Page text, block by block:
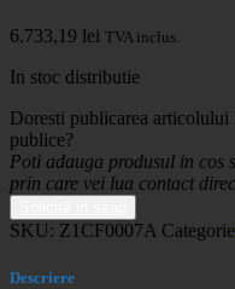
6.733,19 lei TVA inclus.
In stoc distributie
Doresti publicarea
publice?
Poti adauga produsul in cos
prin care vei lua contact
SKU: Z1CF0007A
Descriere